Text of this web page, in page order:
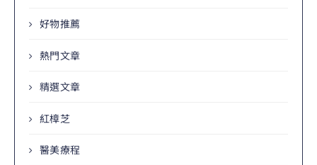
好物推薦
熱門文章
精選文章
紅樟芝
醫美療程